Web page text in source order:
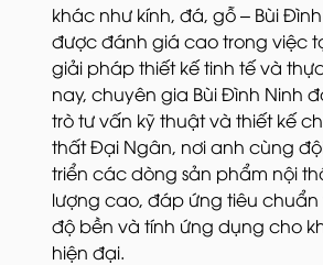
khác như kính, đá, gỗ – Bùi
được đánh giá cao trong việc
giải pháp thiết kế tinh tế và
nay, chuyên gia Bùi Đình Ninh
trò tư vấn kỹ thuật và thiết kế
thất Đại Ngân, nơi anh cùng
triển các dòng sản phẩm nội
lượng cao, đáp ứng tiêu chuẩn
độ bền và tính ứng dụng cho
hiện đại.